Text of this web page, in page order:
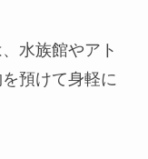
水族館やアト
預けて身軽に